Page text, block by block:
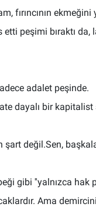
fırıncının
peşimi bıraktı da,
adalet peşinde.
dayalı bir
değil.Sen,
gibi ''yalnızca hak
Ama